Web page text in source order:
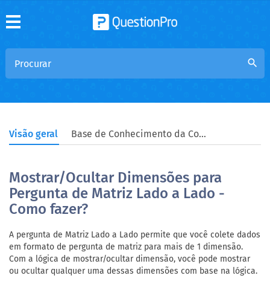
search
Visão geral Base de Conhecimento da Comunidade
Mostrar/Ocultar Dimensões para
Pergunta de Matriz Lado a Lado -
Como fazer?
A pergunta de Matriz Lado a Lado permite que você colete dados
em formato de pergunta de matriz para mais de 1 dimensão.
Com a lógica de mostrar/ocultar dimensão, você pode mostrar
ou ocultar qualquer uma dessas dimensões com base na lógica.